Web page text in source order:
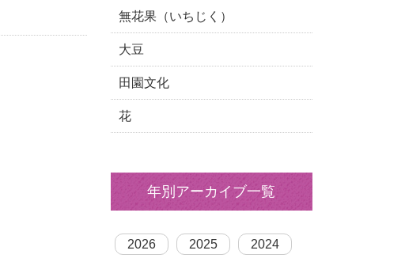
無花果（いちじく）
大豆
田園文化
花
年別アーカイブ一覧
2026 2025 2024